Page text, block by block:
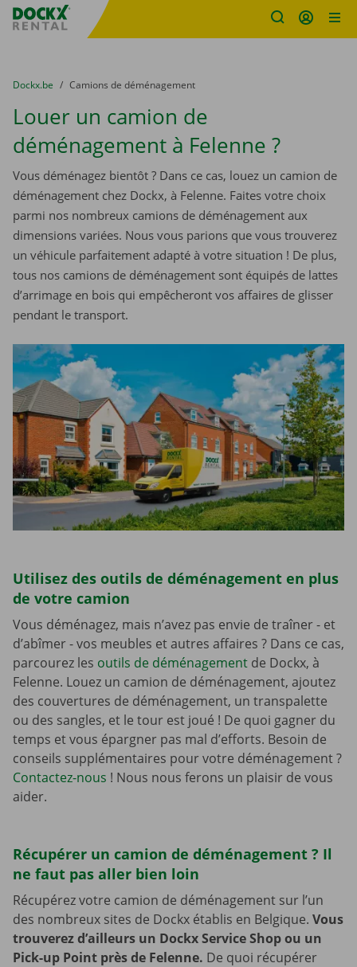
sitename
You are here:
du
Dockx.be to
Camions de déménagement
Louer un camion de
déménagement à Felenne ?
Vous déménagez bientôt ? Dans ce cas, louez un camion de
déménagement chez Dockx, à Felenne. Faites votre choix
parmi nos nombreux camions de déménagement aux
dimensions variées. Nous vous parions que vous trouverez
un véhicule parfaitement adapté à votre situation ! De plus,
tous nos camions de déménagement sont équipés de lattes
d’arrimage en bois qui empêcheront vos affaires de glisser
pendant le transport.
Utilisez des outils de déménagement en plus
de votre camion
Vous déménagez, mais n’avez pas envie de traîner - et
d’abîmer - vos meubles et autres affaires ? Dans ce cas,
parcourez les outils de déménagement de Dockx, à
Felenne. Louez un camion de déménagement, ajoutez
des couvertures de déménagement, un transpalette
ou des sangles, et le tour est joué ! De quoi gagner du
temps et vous épargner pas mal d’efforts. Besoin de
conseils supplémentaires pour votre déménagement ?
Contactez-nous ! Nous nous ferons un plaisir de vous
aider.
Récupérer un camion de déménagement ? Il
ne faut pas aller bien loin
Récupérez votre camion de déménagement sur l’un
des nombreux sites de Dockx établis en Belgique. Vous
trouverez d’ailleurs un Dockx Service Shop ou un
Pick-up Point près de Felenne. De quoi récupérer